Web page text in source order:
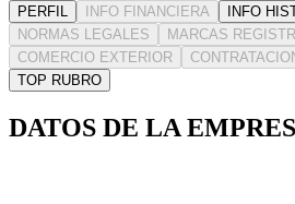
PERFIL INFO FINANCIERA
INFO
NORMAS LEGALES
MARCAS
COMERCIO EXTERIOR
TOP RUBRO
DATOS DE LA